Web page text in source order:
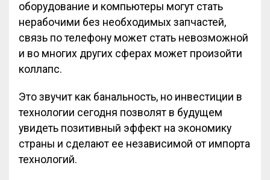
оборудование и компьютеры могут стать
нерабочими без необходимых запчастей,
связь по телефону может стать невозможной
и во многих других сферах может произойти
коллапс.
Это звучит как банальность, но инвестиции в
технологии сегодня позволят в будущем
увидеть позитивный эффект на экономику
страны и сделают ее независимой от импорта
технологий.